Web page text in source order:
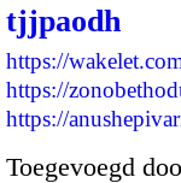
tjjpaodh
https://
https://
https://
Toegevoegd